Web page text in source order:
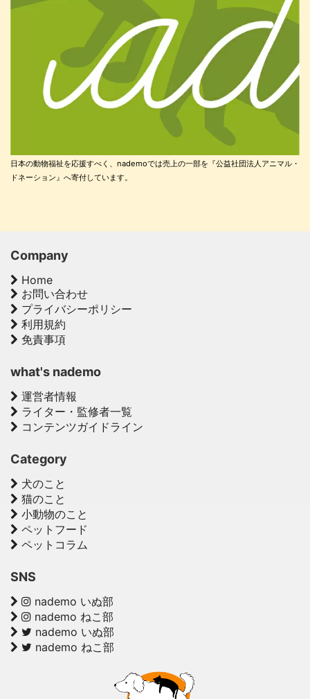
日本の動物福祉を応援すべく、nademoでは売上の一部を『公益社団法人アニマル・
ドネーション』へ寄付しています。
Company
Home
お問い合わせ
プライバシーポリシー
利用規約
免責事項
what's nademo
運営者情報
ライター・監修者一覧
コンテンツガイドライン
Category
犬のこと
猫のこと
小動物のこと
ペットフード
ペットコラム
SNS
nademo いぬ部
nademo ねこ部
nademo いぬ部
nademo ねこ部